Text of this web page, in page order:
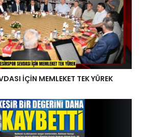
İÇİN MEMLEKET TEK YÜREK